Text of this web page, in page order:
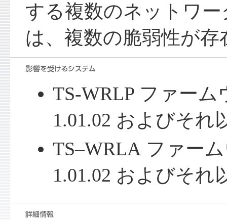
する複数のネットワ
は、複数の脆弱性が存
TS-WRLP ファー
1.01.02 およびそれ
TS‒WRLA ファー
1.01.02 およびそれ